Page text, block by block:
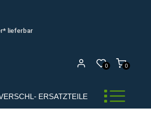
lieferbar
0
0
ERSATZTEILE